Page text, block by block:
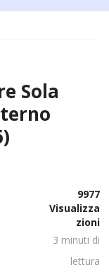
Sola
9977
Visualizza
zioni
3 minuti di
lettura